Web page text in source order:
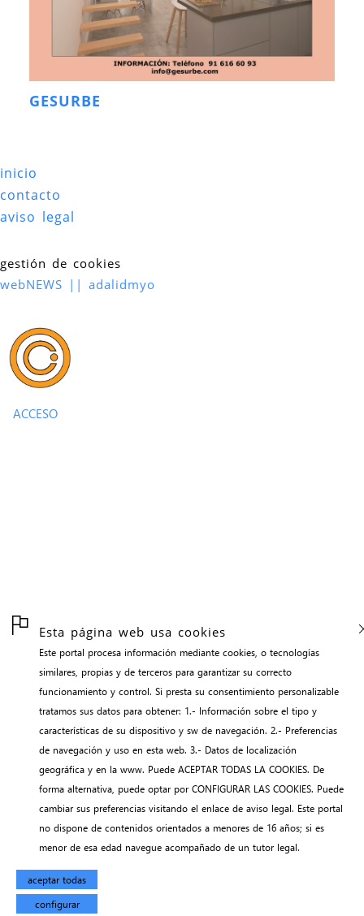
Esta página web usa cookies
Este portal procesa información mediante cookies, o tecnologías
similares, propias y de terceros para garantizar su correcto
funcionamiento y control. Si presta su consentimiento personalizable
tratamos sus datos para obtener: 1.- Información sobre el tipo y
características de su dispositivo y sw de navegación. 2.- Preferencias
de navegación y uso en esta web. 3.- Datos de localización
geográfica y en la www. Puede ACEPTAR TODAS LA COOKIES. De
forma alternativa, puede optar por CONFIGURAR LAS COOKIES. Puede
cambiar sus preferencias visitando el enlace de aviso legal. Este portal
no dispone de contenidos orientados a menores de 16 años; si es
menor de esa edad navegue acompañado de un tutor legal.
aceptar todas
configurar
GESURBE
inicio
contacto
aviso legal
gestión de cookies
webNEWS || adalidmyo
ACCESO